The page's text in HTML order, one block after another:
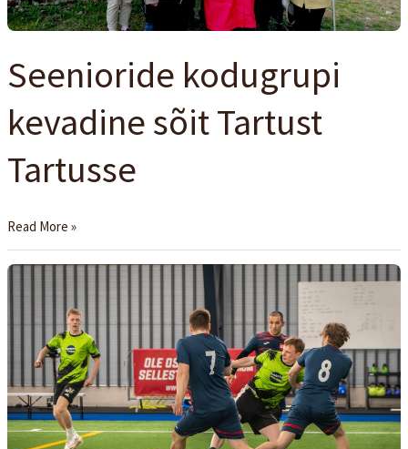
Seenioride kodugrupi
kevadine sõit Tartust
Tartusse
Read More »
Koguduste
Festivalilt
võidukalt
tagasi